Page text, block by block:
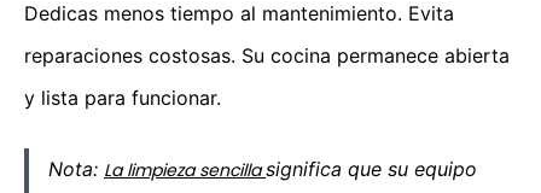
Dedicas menos tiempo al mantenimiento. Evita
reparaciones costosas. Su cocina permanece abierta
y lista para funcionar.
Nota: La limpieza sencillasignifica que su equipo